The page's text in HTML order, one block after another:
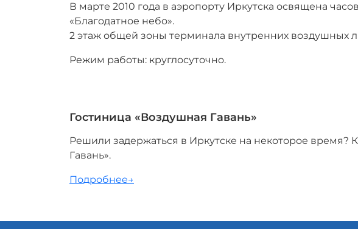
В марте 2010 года в аэропорту Иркутска освящена
«Благодатное небо».
2 этаж общей зоны терминала внутренних воздушных
Режим работы: круглосуточно.
Гостиница «Воздушная Гавань»
Решили задержаться в Иркутске на некоторое
Гавань».
Подробнее→